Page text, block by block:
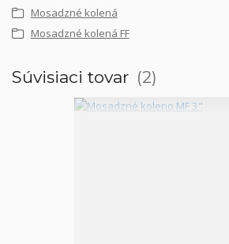
Mosadzné kolená
Mosadzné kolená FF
Súvisiaci tovar 2